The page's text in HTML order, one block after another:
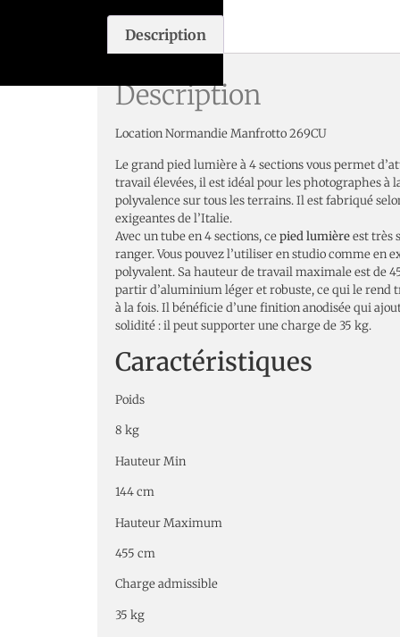
Description
Description
Location Normandie Manfrotto 269CU
Le grand pied lumière à 4 sections vous permet
travail élevées, il est idéal pour les photographes à
polyvalence sur tous les terrains. Il est fabriqué
exigeantes de l’Italie.
Avec un tube en 4 sections, cepied lumièreest très
ranger. Vous pouvez l’utiliser en studio comme en
polyvalent. Sa hauteur de travail maximale est de
partir d’aluminium léger et robuste, ce qui le rend
à la fois. Il bénéficie d’une finition anodisée qui
solidité : il peut supporter une charge de 35 kg.
Caractéristiques
Poids
8 kg
Hauteur Min
144 cm
Hauteur Maximum
455 cm
Charge admissible
35 kg